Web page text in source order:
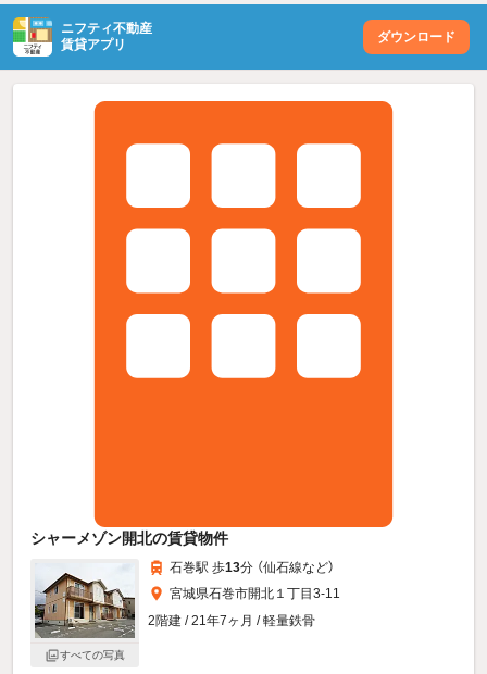
ニフティ不動産
賃貸アプリ
ダウンロード
シャーメゾン開北の賃貸物件
すべての写真
石巻駅 歩13分 （仙石線など）
宮城県石巻市開北１丁目3-11
2階建 / 21年7ヶ月 / 軽量鉄骨